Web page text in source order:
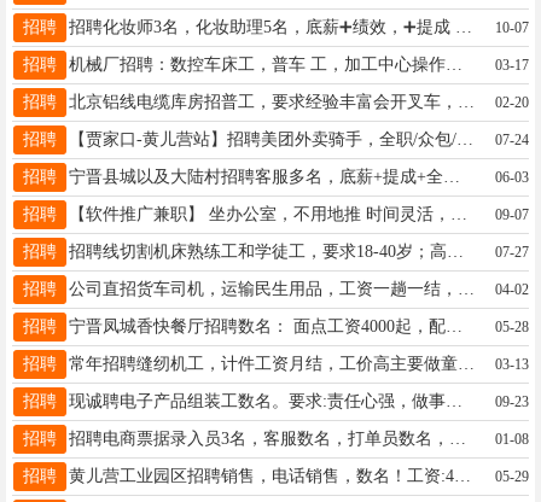
招聘 10-07
招聘 机械厂招聘：数控车床工，普车 工，加工中心操作工，数名，会编程优先录用联系电： 15007047691 03-17
招聘 02-20
招聘 【贾家口-黄儿营站】招聘美团外卖骑手，全职/众包/固定时段兼职19-23点夜间兼职/暑假工都招单休综合薪资5000-10000，联系电话18633899177 07-24
招聘 宁晋县城以及大陆村招聘客服多名，底薪+提成+全勤，公休四天，带薪培训，综合工资3000-5000、要求：女18-40，会普通话，团队氛围好，联系：13363715511 06-03
招聘 09-07
招聘 07-27
招聘 04-02
招聘 宁晋凤城香快餐厅招聘数名： 面点工资4000起，配菜工资4000起，打荷工资3000起，服务员工资3000起。 联系电话：13171959525翟师傅 18732904427姜总 05-28
招聘 常年招聘缝纫机工，计件工资月结，工价高主要做童装，地址中曹村原媛福达超市燕南公馆东行五百米路北！联系电话17303295282微信同步 03-13
招聘 现诚聘电子产品组装工数名。要求:责任心强，做事认真细致，有电子厂工作经验或电子技术基础者优先录用,生手亦可学,工资面议有意者请直接电话，不加微信。 ·联系电话：13780499731 09-23
招聘 01-08
招聘 黄儿营工业园区招聘销售，电话销售，数名！工资:4千起步，上不封顶！有能力者，欢迎致电19933259555 05-29